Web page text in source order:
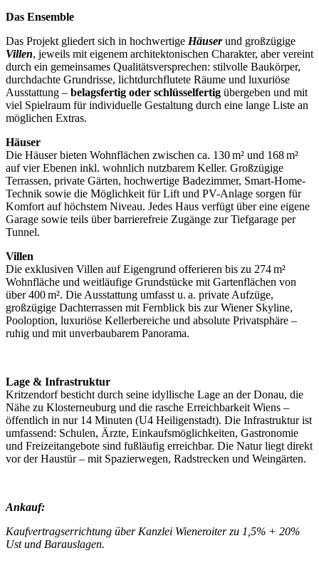
Das Ensemble
Das Projekt gliedert sich in hochwertige Häuser und großzügige
Villen, jeweils mit eigenem architektonischen Charakter, aber vereint
durch ein gemeinsames Qualitätsversprechen: stilvolle Baukörper,
durchdachte Grundrisse, lichtdurchflutete Räume und luxuriöse
Ausstattung – belagsfertig oder schlüsselfertig übergeben und mit
viel Spielraum für individuelle Gestaltung durch eine lange Liste an
möglichen Extras.
Häuser
Die Häuser bieten Wohnflächen zwischen ca. 130 m² und 168 m²
auf vier Ebenen inkl. wohnlich nutzbarem Keller. Großzügige
Terrassen, private Gärten, hochwertige Badezimmer, Smart-Home-
Technik sowie die Möglichkeit für Lift und PV-Anlage sorgen für
Komfort auf höchstem Niveau. Jedes Haus verfügt über eine eigene
Garage sowie teils über barrierefreie Zugänge zur Tiefgarage per
Tunnel.
Villen
Die exklusiven Villen auf Eigengrund offerieren bis zu 274 m²
Wohnfläche und weitläufige Grundstücke mit Gartenflächen von
über 400 m². Die Ausstattung umfasst u. a. private Aufzüge,
großzügige Dachterrassen mit Fernblick bis zur Wiener Skyline,
Pooloption, luxuriöse Kellerbereiche und absolute Privatsphäre –
ruhig und mit unverbaubarem Panorama.
Lage & Infrastruktur
Kritzendorf besticht durch seine idyllische Lage an der Donau, die
Nähe zu Klosterneuburg und die rasche Erreichbarkeit Wiens –
öffentlich in nur 14 Minuten (U4 Heiligenstadt). Die Infrastruktur ist
umfassend: Schulen, Ärzte, Einkaufsmöglichkeiten, Gastronomie
und Freizeitangebote sind fußläufig erreichbar. Die Natur liegt direkt
vor der Haustür – mit Spazierwegen, Radstrecken und Weingärten.
Ankauf:
Kaufvertragserrichtung über Kanzlei Wieneroiter zu 1,5% + 20%
Ust und Barauslagen.